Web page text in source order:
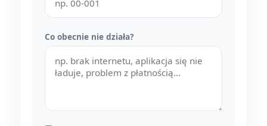
Co obecnie nie działa?